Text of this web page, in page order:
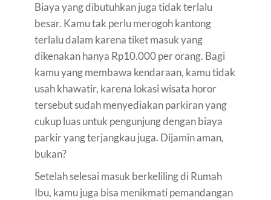
Biaya yang dibutuhkan juga tidak terlalu
besar. Kamu tak perlu merogoh kantong
terlalu dalam karena tiket masuk yang
dikenakan hanya Rp10.000 per orang. Bagi
kamu yang membawa kendaraan, kamu tidak
usah khawatir, karena lokasi wisata horor
tersebut sudah menyediakan parkiran yang
cukup luas untuk pengunjung dengan biaya
parkir yang terjangkau juga. Dijamin aman,
bukan?
Setelah selesai masuk berkeliling di Rumah
Ibu, kamu juga bisa menikmati pemandangan